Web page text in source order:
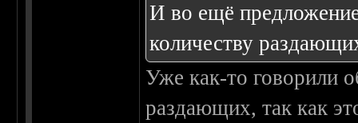
И во ещё
количеству
Уже как-то говорили
раздающих, так как